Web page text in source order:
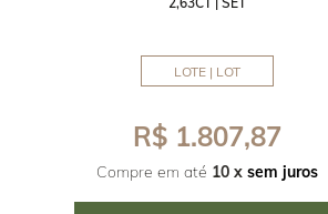
LOTE | LOT
R$ 1.807,87
Compre em até 10 x sem juros